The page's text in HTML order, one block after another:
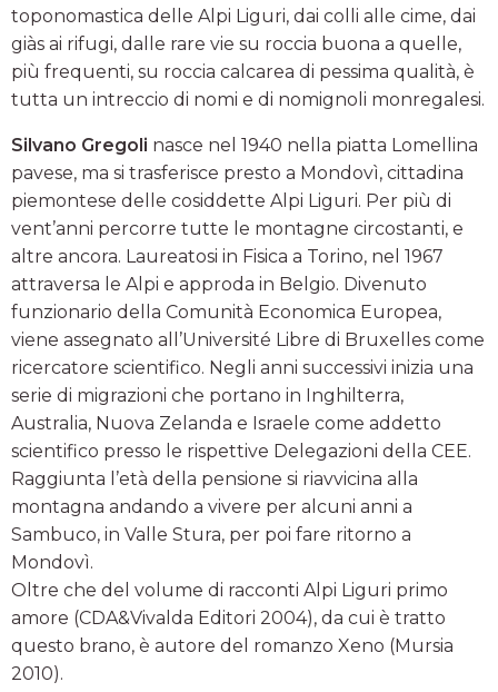
toponomastica delle Alpi Liguri, dai colli alle cime, dai
giàs ai rifugi, dalle rare vie su roccia buona a quelle,
più frequenti, su roccia calcarea di pessima qualità, è
tutta un intreccio di nomi e di nomignoli monregalesi.
Silvano Gregoli nasce nel 1940 nella piatta Lomellina
pavese, ma si trasferisce presto a Mondovì, cittadina
piemontese delle cosiddette Alpi Liguri. Per più di
vent’anni percorre tutte le montagne circostanti, e
altre ancora. Laureatosi in Fisica a Torino, nel 1967
attraversa le Alpi e approda in Belgio. Divenuto
funzionario della Comunità Economica Europea,
viene assegnato all’Université Libre di Bruxelles come
ricercatore scientifico. Negli anni successivi inizia una
serie di migrazioni che portano in Inghilterra,
Australia, Nuova Zelanda e Israele come addetto
scientifico presso le rispettive Delegazioni della CEE.
Raggiunta l’età della pensione si riavvicina alla
montagna andando a vivere per alcuni anni a
Sambuco, in Valle Stura, per poi fare ritorno a
Mondovì.
Oltre che del volume di racconti Alpi Liguri primo
amore (CDA&Vivalda Editori 2004), da cui è tratto
questo brano, è autore del romanzo Xeno (Mursia
2010).